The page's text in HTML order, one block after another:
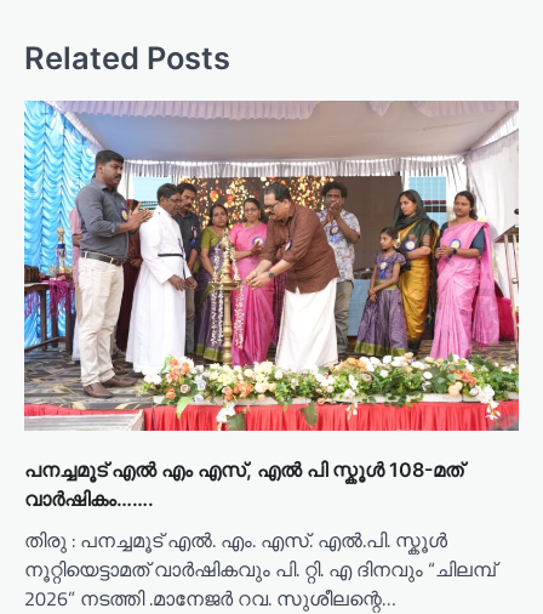
v
i
g
a
t
i
o
n
Related Posts
പനച്ചമൂട് എൽ എം എസ്, എൽ പി സ്കൂൾ 108-മത്
വാർഷികം…….
തിരു : പനച്ചമൂട് എൽ. എം. എസ്. എൽ.പി. സ്കൂൾ
നൂറ്റിയെട്ടാമത് വാർഷികവും പി. റ്റി. എ ദിനവും “ചിലമ്പ്
2026” നടത്തി .മാനേജർ റവ. സുശീലന്റെ…